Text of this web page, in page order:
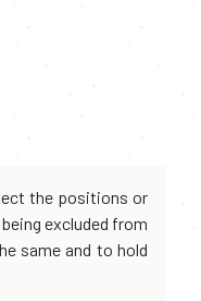
the positions or
excluded from
same and to hold